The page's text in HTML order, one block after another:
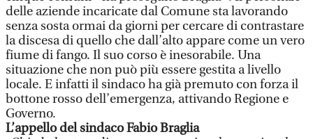
delle aziende incaricate dal Comune sta lavorando
senza sosta ormai da giorni per cercare di contrastare
la discesa di quello che dall’alto appare come un vero
fiume di fango. Il suo corso è inesorabile. Una
situazione che non può più essere gestita a livello
locale. E infatti il sindaco ha già premuto con forza il
bottone rosso dell’emergenza, attivando Regione e
Governo.
L’appello del sindaco Fabio Braglia